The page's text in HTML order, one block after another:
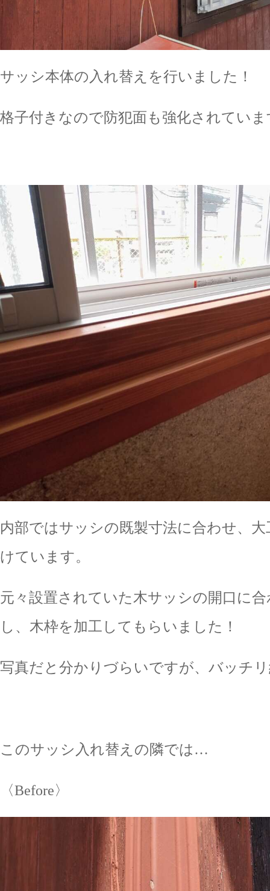
サッシ本体の入れ替えを行いました！
格子付きなので防犯面も強化されていま
内部ではサッシの既製寸法に合わせ、
けています。
元々設置されていた木サッシの開口に
し、木枠を加工してもらいました！
写真だと分かりづらいですが、バッチ
このサッシ入れ替えの隣では…
〈Before〉